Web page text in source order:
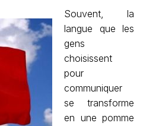
Souvent, la
langue que les
gens
choisissent
pour
communiquer
se transforme
en une pomme